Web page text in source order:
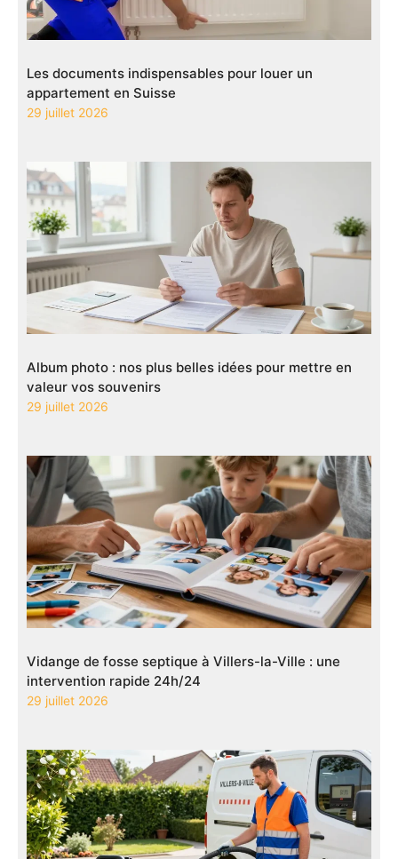
Les documents indispensables pour louer un
appartement en Suisse
29 juillet 2026
Album photo : nos plus belles idées pour mettre en
valeur vos souvenirs
29 juillet 2026
Vidange de fosse septique à Villers-la-Ville : une
intervention rapide 24h/24
29 juillet 2026